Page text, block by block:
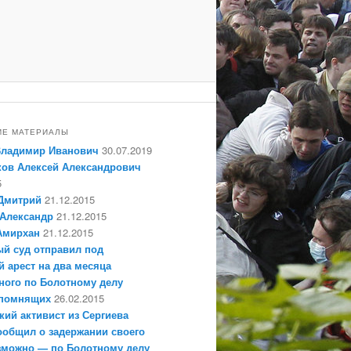
МАТЕРИАЛЫ
Иванович 30.07.2019
Алексей Александрович
21.12.2015
21.12.2015
21.12.2015
суд отправил под
арест на два месяца
по Болотному делу
26.02.2015
активист из Сергиева
о задержании своего
— по Болотному делу